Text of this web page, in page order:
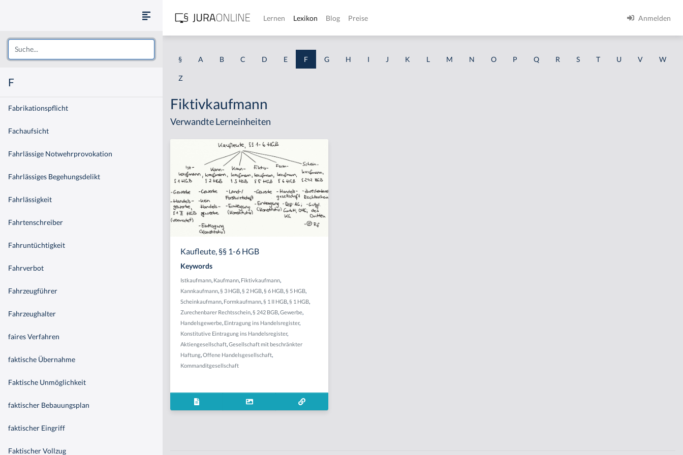
F
Fabrikationspflicht
Fachaufsicht
Fahrlässige Notwehrprovokation
Fahrlässiges Begehungsdelikt
Fahrlässigkeit
Fahrtenschreiber
Fahruntüchtigkeit
Fahrverbot
Fahrzeugführer
Fahrzeughalter
faires Verfahren
faktische Übernahme
Faktische Unmöglichkeit
faktischer Bebauungsplan
faktischer Eingriff
Faktischer Vollzug
Lernen Lexikon Blog Preise Anmelden
§ A B C D E F G H I J K L M N O P Q R S T U V W
Z
Fiktivkaufmann
Verwandte Lerneinheiten
Kaufleute, §§ 1-6 HGB
Keywords
Istkaufmann, Kaufmann, Fiktivkaufmann,
Kannkaufmann,§ 3 HGB,§ 2 HGB,§ 6 HGB,§ 5 HGB,
Scheinkaufmann, Formkaufmann,§ 1 II HGB,§ 1 HGB,
Zurechenbarer Rechtsschein,§ 242 BGB,Gewerbe,
Handelsgewerbe, Eintragung ins Handelsregister,
Konstitutive Eintragung ins Handelsregister,
Aktiengesellschaft,Gesellschaft mit beschränkter
Haftung,Offene Handelsgesellschaft,
Kommanditgesellschaft